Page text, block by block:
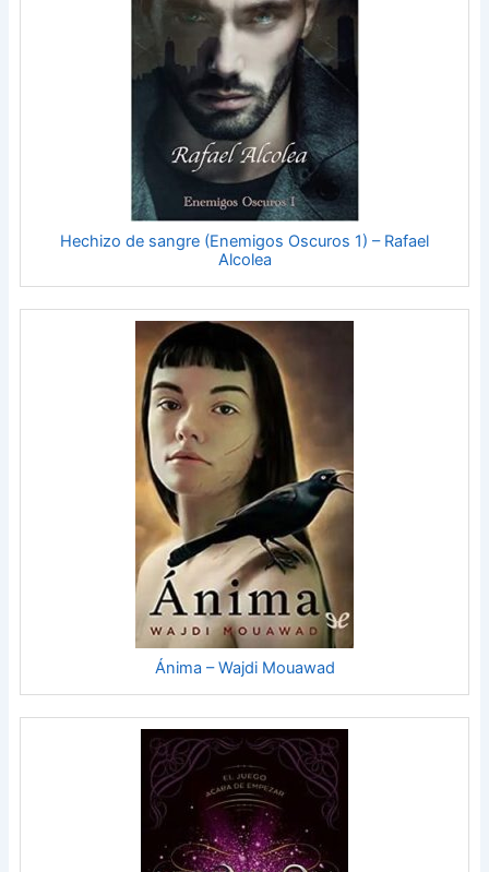
Hechizo de sangre (Enemigos Oscuros 1) – Rafael
Alcolea
Ánima – Wajdi Mouawad